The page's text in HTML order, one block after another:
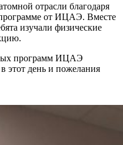
отрасли благодаря
программе от ИЦАЭ. Вместе
изучали физические
программ ИЦАЭ
этот день и пожелания